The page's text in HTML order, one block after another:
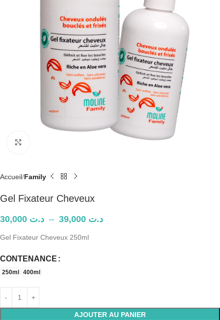
Accueil Family
Gel Fixateur Cheveux
د.ت – د.ت
Gel Fixateur Cheveux 250ml
CONTENANCE
250ml 400ml
AJOUTER AU PANIER